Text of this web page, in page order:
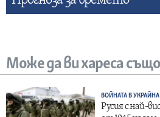
Може да ви хареса също
ВОЙНАТА В УКРАЙНА
Русия с най-